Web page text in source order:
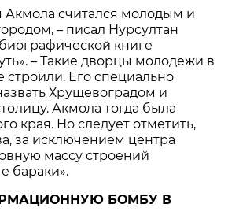
Акмола считался молодым и
– писал Нурсултан
книге
– Такие дворцы молодежи в
строили. Его специально
Хрущевоградом и
Акмола тогда была
края. Но следует отметить,
за исключением центра
массу строений
бараки».
БОМБУ В